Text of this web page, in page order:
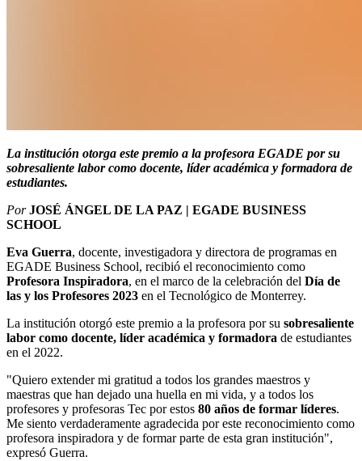
La institución otorga este premio a la profesora EGADE por su
sobresaliente labor como docente, líder académica y formadora de
estudiantes.
PorJOSÉ ÁNGEL DE LA PAZ | EGADE BUSINESS
SCHOOL
Eva Guerra, docente, investigadora y directora de programas en
EGADE Business School, recibió el reconocimiento como
Profesora Inspiradora, en el marco de la celebración del Día de
las y los Profesores 2023 en el Tecnológico de Monterrey.
La institución otorgó este premio a la profesora por su sobresaliente
labor como docente, líder académica y formadora de estudiantes
en el 2022.
"Quiero extender mi gratitud a todos los grandes maestros y
maestras que han dejado una huella en mi vida, y a todos los
profesores y profesoras Tec por estos 80 años de formar líderes.
Me siento verdaderamente agradecida por este reconocimiento como
profesora inspiradora y de formar parte de esta gran institución",
expresó Guerra.